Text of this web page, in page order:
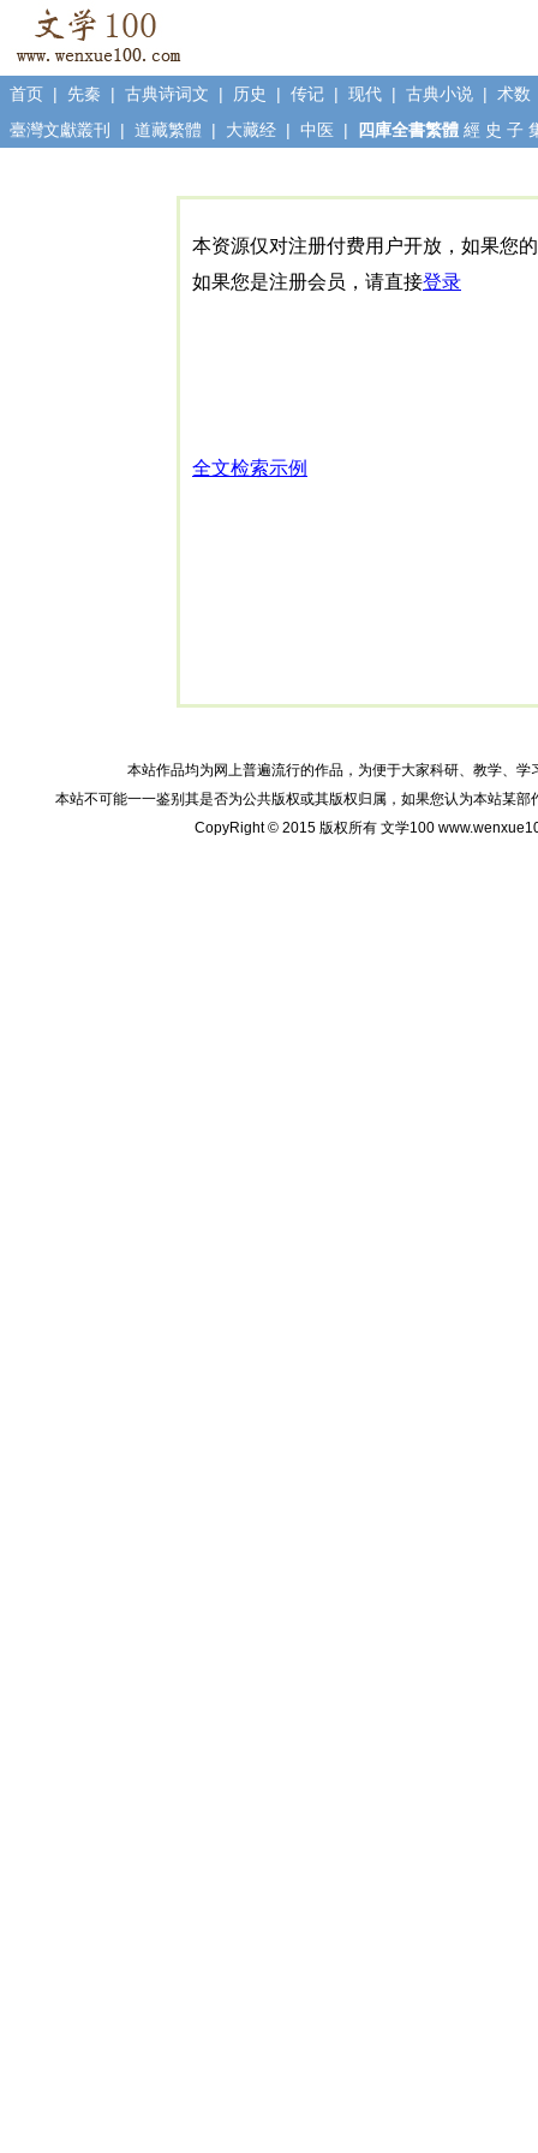
首页 | 先秦 | 古典诗词文 | 历史 | 传记 | 现代 | 古典小说 | 术数
臺灣文獻叢刊
| 道藏繁體 | 大藏经 | 中医 | 四庫全書繁體 經 史 子
本资源仅对注册付费用户开放，如果您
如果您是注册会员，请直接登录
全文检索示例
本站作品均为网上普遍流行的作品，为便于大家科研、教学、
本站不可能一一鉴别其是否为公共版权或其版权归属，如果您认为本站某
CopyRight © 2015 版权所有 文学100